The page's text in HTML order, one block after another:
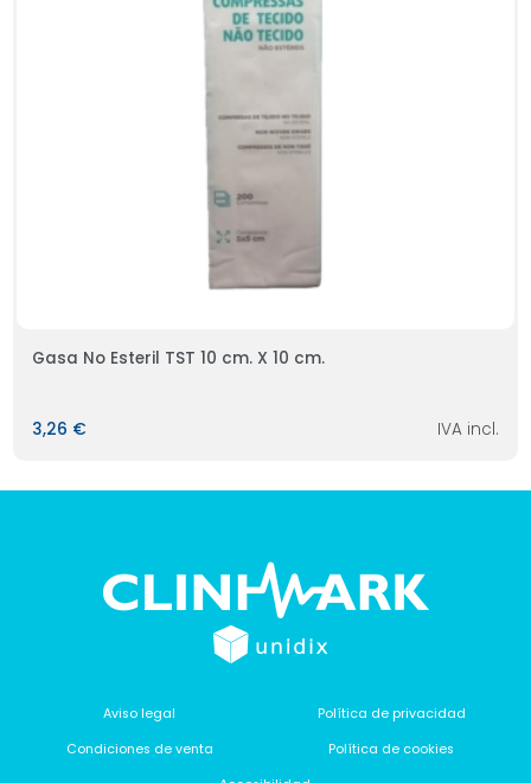
Gasa No Esteril TST 10 cm. X 10 cm.
3,26 € IVA incl.
Aviso legal
Política de privacidad
Condiciones de venta
Política de cookies